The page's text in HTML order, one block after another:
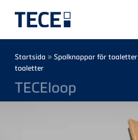
Breadcrumb
Startsida » Spolknappar för toaletter
toaletter
TECEloop